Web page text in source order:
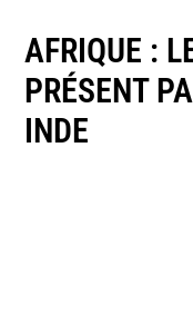
AFRIQUE :
PRÉSENT
INDE